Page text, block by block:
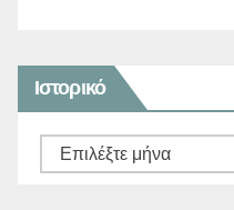
Ιστορικό
Ιστορικό